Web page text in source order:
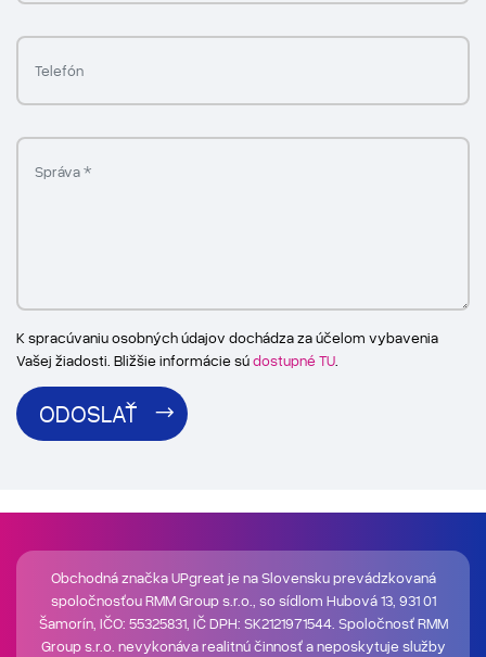
K spracúvaniu osobných údajov dochádza za účelom vybavenia
Vašej žiadosti. Bližšie informácie súdostupné TU
ODOSLAŤ
Obchodná značka UPgreat je na Slovensku prevádzkovaná
spoločnosťou RMM Group s.r.o., so sídlom Hubová 13, 931 01
Šamorín, IČO: 55325831, IČ DPH: SK2121971544. Spoločnosť RMM
Group s.r.o. nevykonáva realitnú činnosť a neposkytuje služby